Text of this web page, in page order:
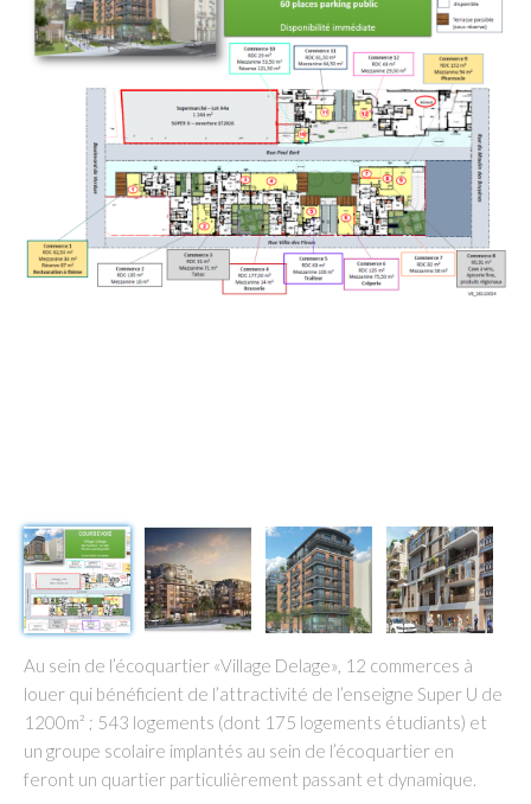
Au sein de l’écoquartier «Village Delage», 12 commerces à
louer qui bénéficient de l’attractivité de l’enseigne Super U de
1200m² ; 543 logements (dont 175 logements étudiants) et
un groupe scolaire implantés au sein de l’écoquartier en
feront un quartier particulièrement passant et dynamique.